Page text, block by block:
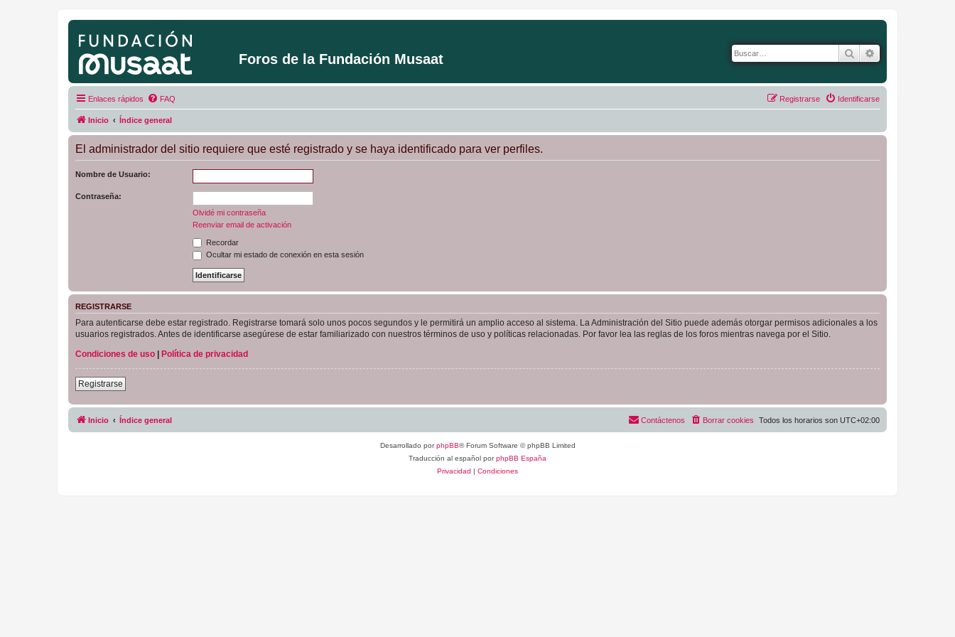
Foros de la Fundación Musaat Buscar
Enlaces rápidos FAQ Identificarse
Registrarse
Inicio Índice general
El administrador del sitio requiere que esté registrado y se haya identificado para ver perfiles.
Nombre de Usuario:
Contraseña:
Olvidé mi contraseña
Reenviar email de activación
Recordar
Ocultar mi estado de conexión en esta sesión
REGISTRARSE
Para autenticarse debe estar registrado. Registrarse tomará solo unos pocos segundos y le permitirá un amplio acceso al sistema. La Administración del Sitio puede además otorgar permisos adicionales a los
usuarios registrados. Antes de identificarse asegúrese de estar familiarizado con nuestros términos de uso y políticas relacionadas. Por favor lea las reglas de los foros mientras navega por el Sitio.
Condiciones de uso
Política de privacidad
Registrarse
Inicio Índice general Todos los horarios son UTC+02:00
Borrar cookies
Contáctenos
Desarrollado porphpBB® Forum Software © phpBB Limited
Traducción al español porphpBB España
Privacidad | Condiciones